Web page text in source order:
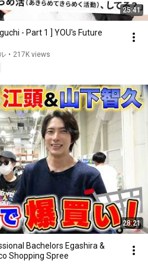
25:41
- Part 1 ] YOU's Future
• 217K views
28:21
Bachelors Egashira &
Shopping Spree